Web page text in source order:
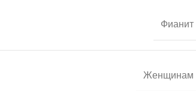
Фианит
Женщинам